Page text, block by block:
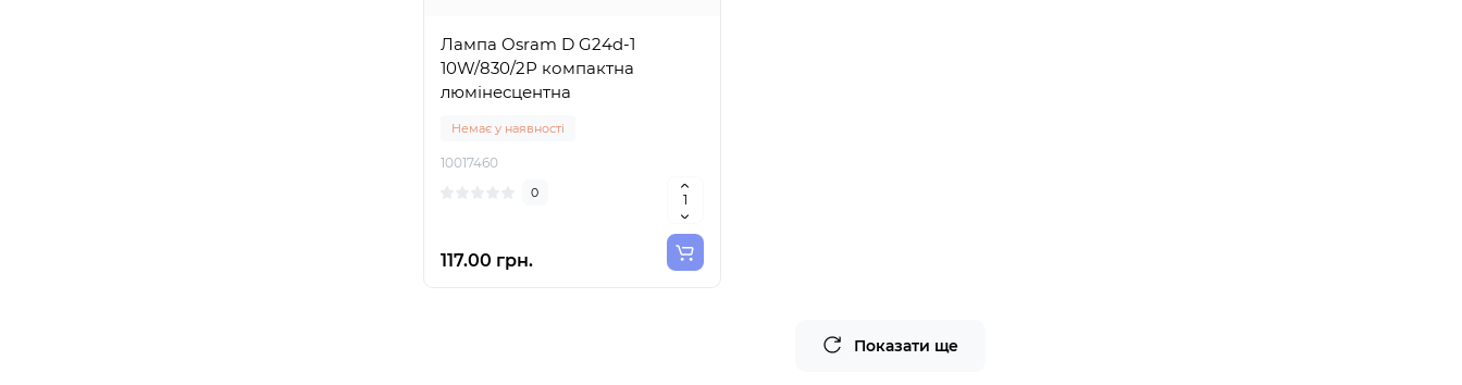
Лампа Osram D G24d-1
10W/830/2Р компактна
люмінесцентна
Немає у наявності
10017460
0
117.00 грн.
Показати ще